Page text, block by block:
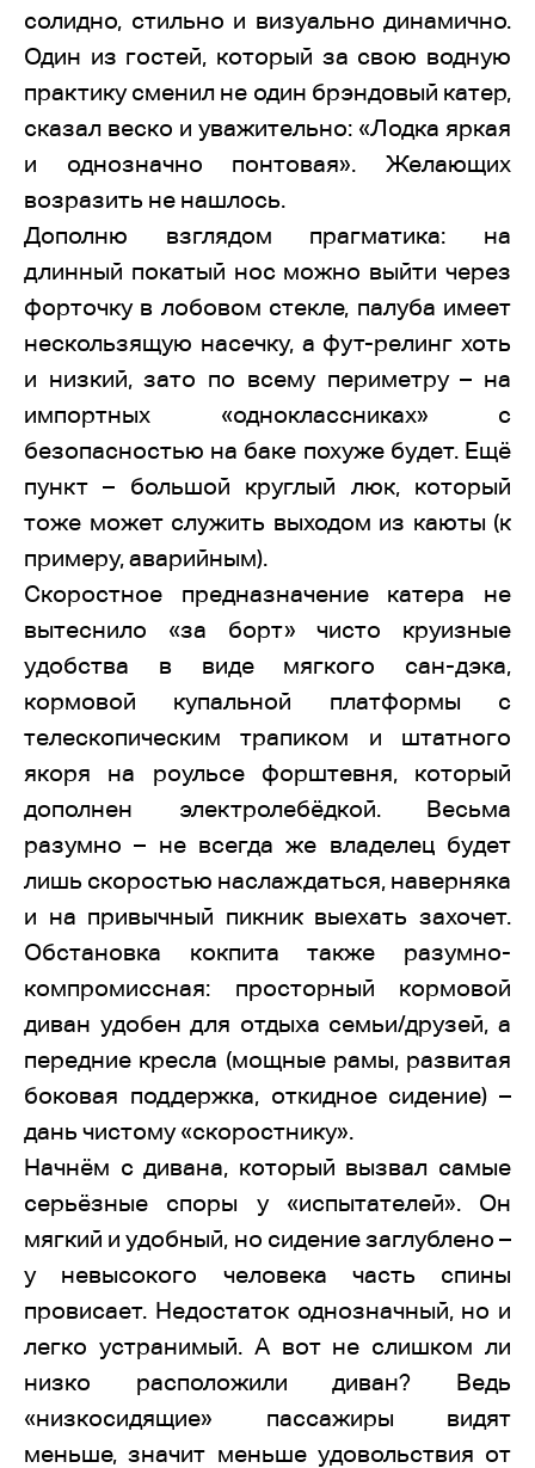
солидно, стильно и визуально динамично.
Один из гостей, который за свою водную
практику сменил не один брэндовый катер,
сказал веско и уважительно: «Лодка яркая
и однозначно понтовая». Желающих
возразить не нашлось.
Дополню взглядом прагматика: на
длинный покатый нос можно выйти через
форточку в лобовом стекле, палуба имеет
нескользящую насечку, а фут-релинг хоть
и низкий, зато по всему периметру – на
импортных «одноклассниках» с
безопасностью на баке похуже будет. Ещё
пункт – большой круглый люк, который
тоже может служить выходом из каюты (к
примеру, аварийным).
Скоростное предназначение катера не
вытеснило «за борт» чисто круизные
удобства в виде мягкого сан-дэка,
кормовой купальной платформы с
телескопическим трапиком и штатного
якоря на роульсе форштевня, который
дополнен электролебёдкой. Весьма
разумно – не всегда же владелец будет
лишь скоростью наслаждаться, наверняка
и на привычный пикник выехать захочет.
Обстановка кокпита также разумно-
компромиссная: просторный кормовой
диван удобен для отдыха семьи/друзей, а
передние кресла (мощные рамы, развитая
боковая поддержка, откидное сидение) –
дань чистому «скоростнику».
Начнём с дивана, который вызвал самые
серьёзные споры у «испытателей». Он
мягкий и удобный, но сидение заглублено –
у невысокого человека часть спины
провисает. Недостаток однозначный, но и
легко устранимый. А вот не слишком ли
низко расположили диван? Ведь
«низкосидящие» пассажиры видят
меньше, значит меньше удовольствия от